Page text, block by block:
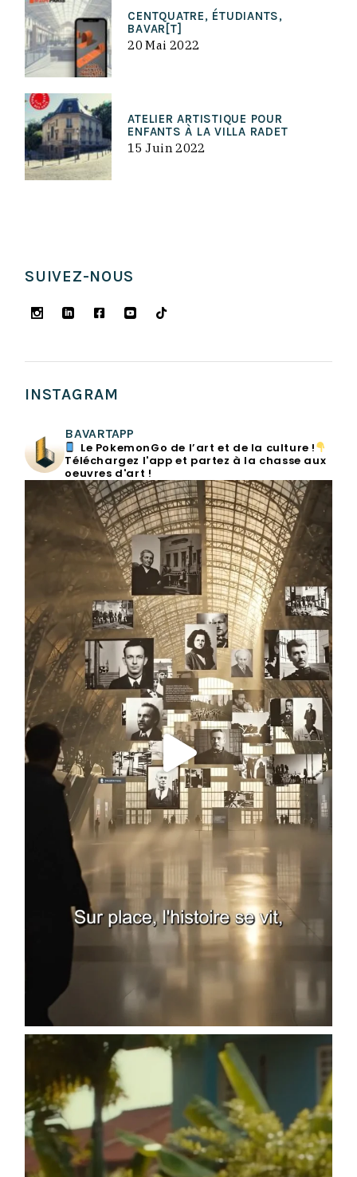
CENTQUATRE, ÉTUDIANTS,
BAVAR[T]
20 Mai 2022
ATELIER ARTISTIQUE POUR
ENFANTS À LA VILLA RADET
15 Juin 2022
SUIVEZ-NOUS
INSTAGRAM
BAVARTAPP
Le PokemonGo de l’art et de la culture !
Téléchargez l'app et partez à la chasse aux
oeuvres d'art !